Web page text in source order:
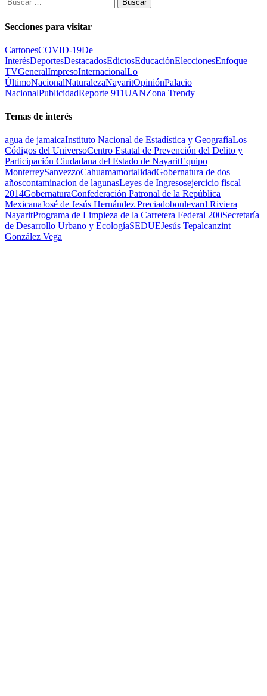
Secciones para visitar
CartonesCOVID-19De
InterésDeportesDestacadosEdictosEducaciónEleccionesEnfoque
TVGeneralImpresoInternacionalLo
ÚltimoNacionalNaturalezaNayaritOpiniónPalacio
NacionalPublicidadReporte 911UANZona Trendy
Temas de interés
agua de jamaicaInstituto Nacional de Estadística y GeografíaLos
Códigos del UniversoCentro Estatal de Prevención del Delito y
Participación Ciudadana del Estado de NayaritEquipo
MonterreySanvezzoCahuamamortalidadGobernatura de dos
añoscontaminacion de lagunasLeyes de Ingresosejercicio fiscal
2014GobernaturaConfederación Patronal de la República
MexicanaJosé de Jesús Hernández Preciadoboulevard Riviera
NayaritPrograma de Limpieza de la Carretera Federal 200Secretaría
de Desarrollo Urbano y EcologíaSEDUEJesús Tepalcanzint
González Vega